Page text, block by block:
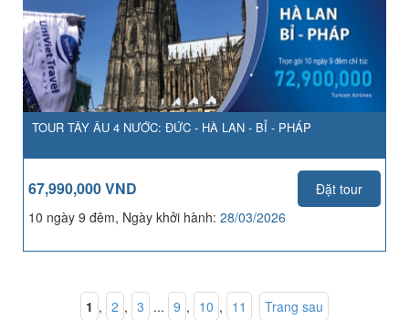
TOUR TÂY ÂU 4 NƯỚC: ĐỨC - HÀ LAN - BỈ - PHÁP
67,990,000 VND
Đặt tour
10 ngày 9 đêm, Ngày khởi hành: 28/03/2026
1 , 2 , 3 ... 9 , 10 , 11
Trang sau